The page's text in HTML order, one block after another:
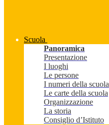
Scuola
Panoramica
Presentazione
I luoghi
Le persone
I numeri della scuola
Le carte della scuola
Organizzazione
La storia
Consiglio d’Istituto